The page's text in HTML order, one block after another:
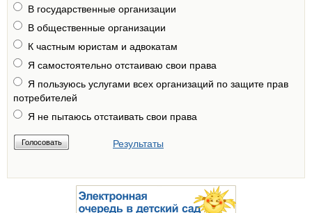
В государственные организации
В общественные организации
К частным юристам и адвокатам
Я самостоятельно отстаиваю свои права
Я пользуюсь услугами всех организаций по защите прав
потребителей
Я не пытаюсь отстаивать свои права
Результаты